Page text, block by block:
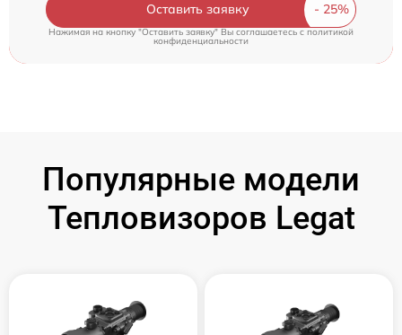
Оставить заявку
Нажимая на кнопку "Оставить заявку" Вы соглашаетесь c политикой
конфиденциальности
Популярные модели
Тепловизоров Legat